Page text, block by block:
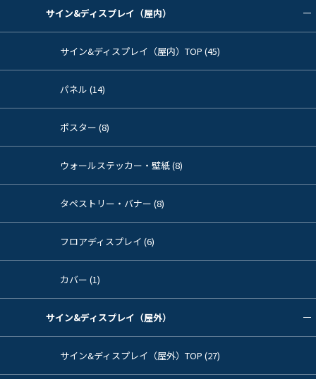
サイン&ディスプレイ（屋内）
サイン&ディスプレイ（屋内）TOP (45)
パネル (14)
ポスター (8)
ウォールステッカー・壁紙 (8)
タペストリー・バナー (8)
フロアディスプレイ (6)
カバー (1)
サイン&ディスプレイ（屋外）
サイン&ディスプレイ（屋外）TOP (27)